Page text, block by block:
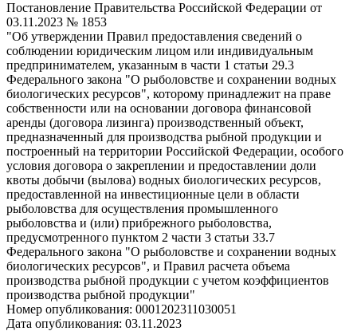
Постановление Правительства Российской Федерации от
03.11.2023 № 1853
"Об утверждении Правил предоставления сведений о
соблюдении юридическим лицом или индивидуальным
предпринимателем, указанным в части 1 статьи 29.3
Федерального закона "О рыболовстве и сохранении водных
биологических ресурсов", которому принадлежит на праве
собственности или на основании договора финансовой
аренды (договора лизинга) производственный объект,
предназначенный для производства рыбной продукции и
построенный на территории Российской Федерации, особого
условия договора о закреплении и предоставлении доли
квоты добычи (вылова) водных биологических ресурсов,
предоставленной на инвестиционные цели в области
рыболовства для осуществления промышленного
рыболовства и (или) прибрежного рыболовства,
предусмотренного пунктом 2 части 3 статьи 33.7
Федерального закона "О рыболовстве и сохранении водных
биологических ресурсов", и Правил расчета объема
производства рыбной продукции с учетом коэффициентов
производства рыбной продукции"
Номер опубликования: 0001202311030051
Дата опубликования: 03.11.2023